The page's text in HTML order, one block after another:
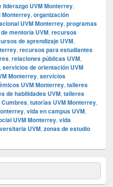
liderazgo UVM Monterrey,
Monterrey, organización
UVM Monterrey, programas
mentoría UVM, recursos
de aprendizaje UVM,
, recursos para estudiantes
, relaciones públicas UVM,
, servicios de orientación UVM
Monterrey, servicios
UVM Monterrey, talleres
de habilidades UVM, talleres
, tutorías UVM Monterrey,
, vida en campus UVM,
UVM Monterrey, vida
UVM, zonas de estudio